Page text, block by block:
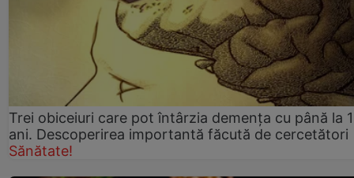
Trei obiceiuri care pot întârzia demența cu până la
ani. Descoperirea importantă făcută de cercetători
Sănătate!